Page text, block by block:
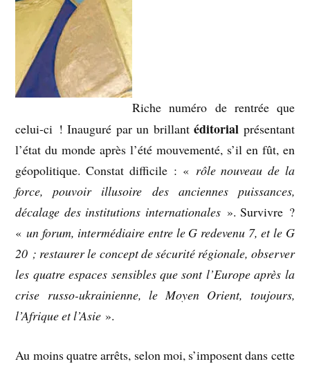
Riche numéro de rentrée que
celui-ci ! Inauguré par un brillantéditorial présentant
l’état du monde après l’été mouvementé, s’il en fût, en
géopolitique. Constat difficile : « rôle nouveau de la
force, pouvoir illusoire des anciennes puissances,
décalage des institutions internationales ». Survivre ?
«un forum, intermédiaire entre le G redevenu 7, et le G
20 ; restaurer le concept de sécurité régionale, observer
les quatre espaces sensibles que sont l’Europe après la
crise russo-ukrainienne, le Moyen Orient, toujours,
l’Afrique et l’Asie ».
Au moins quatre arrêts, selon moi, s’imposent dans cette